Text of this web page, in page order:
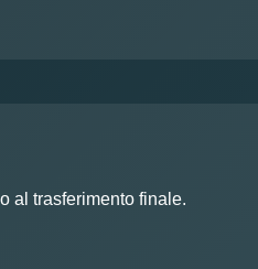
al trasferimento finale.